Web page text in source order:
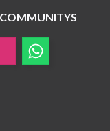
COMMUNITYS